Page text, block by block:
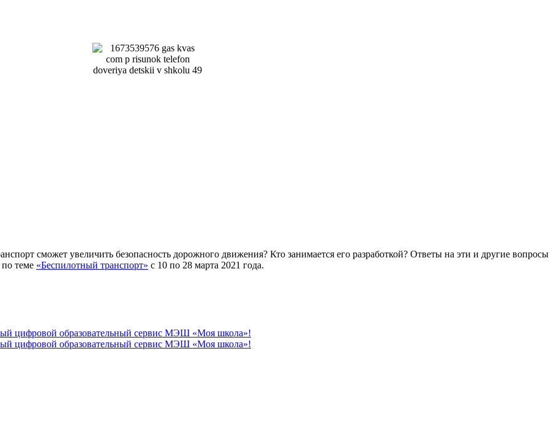
сможет увеличить безопасность дорожного движения? Кто занимается его разработкой? Ответы на эти и другие вопросы
теме «Беспилотный транспорт» с 10 по 28 марта 2021 года.
цифровой образовательный сервис МЭШ «Моя школа»!
цифровой образовательный сервис МЭШ «Моя школа»!